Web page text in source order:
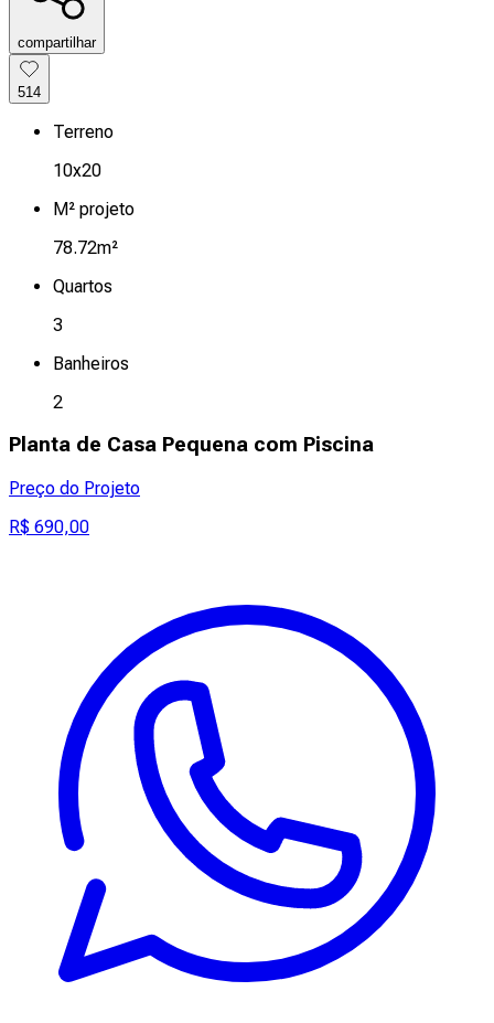
compartilhar
514
Terreno
10x20
M² projeto
78.72m²
Quartos
3
Banheiros
2
Planta de Casa Pequena com Piscina
Preço do Projeto
R$ 690,00